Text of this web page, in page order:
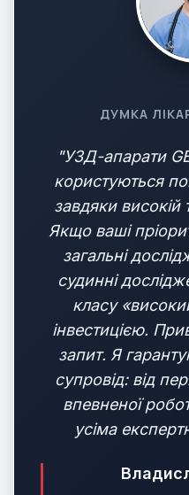
ДУМКА
"УЗД-апарати
користуються
завдяки високій
Якщо ваші
загальні
судинні
класу
інвестицією.
запит. Я
супровід: від
впевненої
усіма